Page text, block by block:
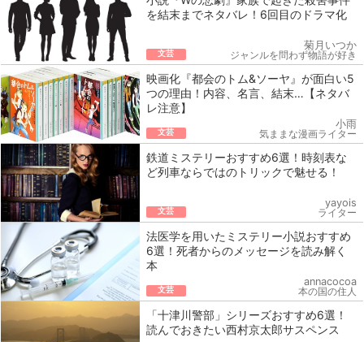
を結末までネタバレ！6回目のドラマ化
文芸
菊月いつか
ジャンルを問わず物語が好き
映画化『都会のトム&ソーヤ』が面白い5
つの理由！内容、名言、結末…【ネタバ
レ注意】
文芸
小雨
気ままな漫画ライター
鉄道ミステリーおすすめ6選！時刻表な
ど列車ならではのトリックで魅せる！
文芸
yayois
ライター
法医学を用いたミステリー小説おすすめ
6選！死者からのメッセージを読み解く
本
文芸
annacocoa
本の国の住人
「十津川警部」シリーズおすすめ6選！
読んでおきたい西村京太郎サスペンス